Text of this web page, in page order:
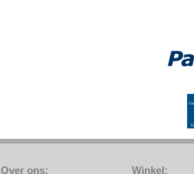
Over ons: Winkel: